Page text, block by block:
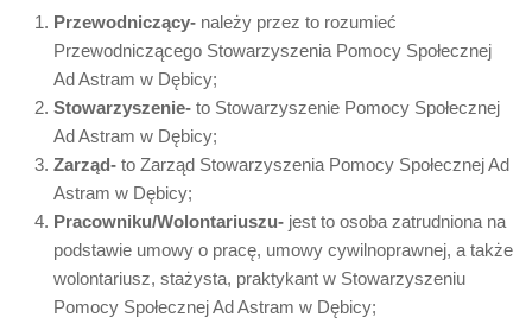
Przewodniczący- należy przez to rozumieć
Przewodniczącego Stowarzyszenia Pomocy Społecznej
Ad Astram w Dębicy;
Stowarzyszenie- to Stowarzyszenie Pomocy Społecznej
Ad Astram w Dębicy;
Zarząd- to Zarząd Stowarzyszenia Pomocy Społecznej Ad
Astram w Dębicy;
Pracowniku/Wolontariuszu- jest to osoba zatrudniona na
podstawie umowy o pracę, umowy cywilnoprawnej, a także
wolontariusz, stażysta, praktykant w Stowarzyszeniu
Pomocy Społecznej Ad Astram w Dębicy;